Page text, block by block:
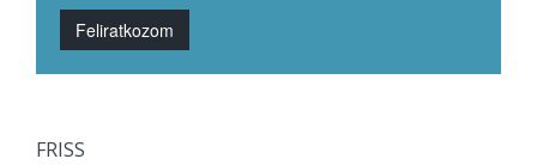
Feliratkozom
FRISS